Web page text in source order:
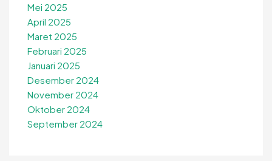
Mei 2025
April 2025
Maret 2025
Februari 2025
Januari 2025
Desember 2024
November 2024
Oktober 2024
September 2024